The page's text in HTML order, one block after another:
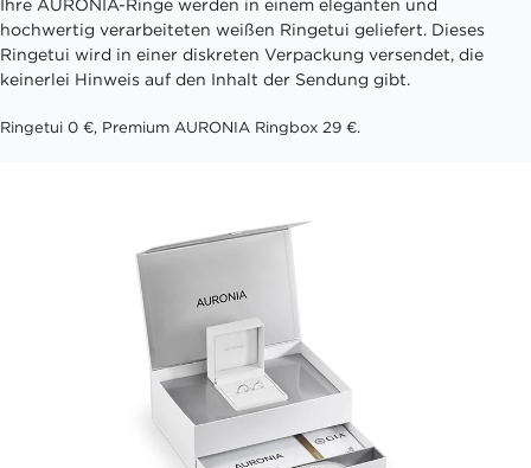
Ihre AURONIA-Ringe werden in einem eleganten und
hochwertig verarbeiteten weißen Ringetui geliefert. Dieses
Ringetui wird in einer diskreten Verpackung versendet, die
keinerlei Hinweis auf den Inhalt der Sendung gibt.
Ringetui 0 €, Premium AURONIA Ringbox 29 €.